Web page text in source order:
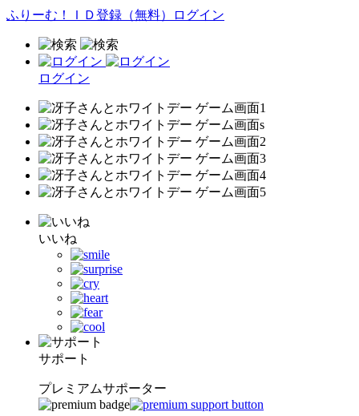
ふりーむ！ＩＤ登録（無料） ログイン
ログイン
いいね
サポート
プレミアムサポーター